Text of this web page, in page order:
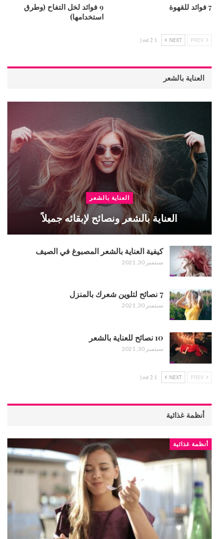
7 فوائد للقهوة
9 فوائد لخل التفاح (وطرق
استخدامها)
NEXT
1 od 2 |
العناية بالشعر
العناية بالشعر
العناية بالشعر ونصائح لإبقائه جميلاً
كيفية العناية بالشعر المصبوغ في الصيف
سبتمبر 30, 2021
7 نصائح لتلوين شعرك بالمنزل
سبتمبر 30, 2021
10 نصائح للعناية بالشعر
سبتمبر 30, 2021
NEXT
1 od 2 |
أنظمة غذائية
أنظمة غذائية